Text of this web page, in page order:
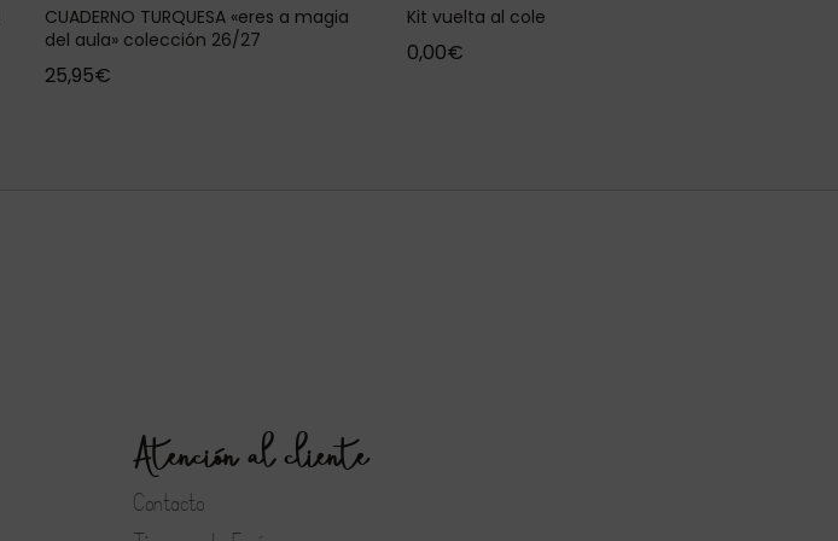
CUADERNO TURQUESA «eres a magia
del aula» colección 26/27
25,95€
Kit vuelta al cole
0,00€
Atención al cliente
Contacto